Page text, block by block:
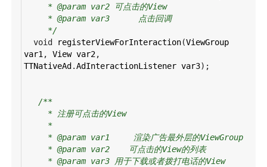
* @param var2 可点击的View
* @param var3      点击回调
*/
void
registerViewForInteraction(ViewGroup
var1 , View var2
TTNativeAd .AdInteractionListener var3);
/**
* 注册可点击的View
*
* @param var1     渲染广告最外层的ViewGroup
* @param var2    可点击的View的列表
* @param var3 用于下载或者拨打电话的View